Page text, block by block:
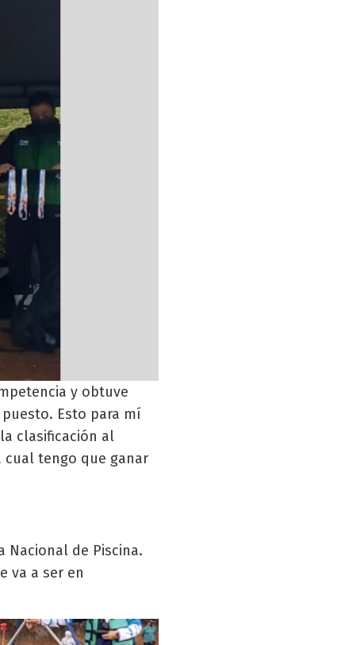
y obtuve
Esto para mí
clasificación al
cual tengo que ganar
Nacional de Piscina.
va a ser en